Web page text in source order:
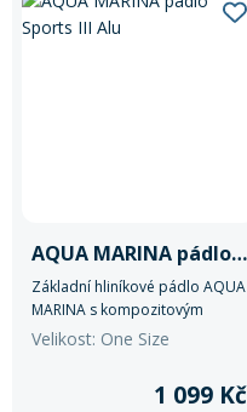
AQUA MARINA pádlo Sports III Alu
Základní hliníkové pádlo AQUA
MARINA s kompozitovým
listem.
Velikost: One Size
1 099 Kč